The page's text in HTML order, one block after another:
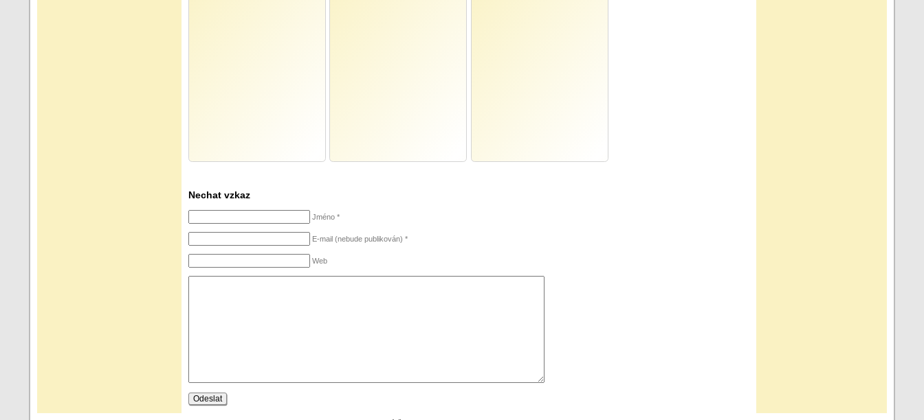
Nechat vzkaz
Jméno *
E-mail (nebude publikován) *
Web